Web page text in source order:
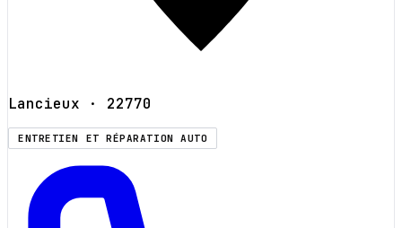
Lancieux · 22770
ENTRETIEN ET RÉPARATION AUTO